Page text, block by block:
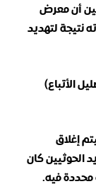
أن معرض
نتيجة لتهديد
الأتباع)
إغلاق
الحوثيين كان
فيه.